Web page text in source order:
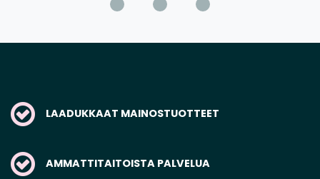
LAADUKKAAT MAINOSTUOTTEET
AMMATTITAITOISTA PALVELUA